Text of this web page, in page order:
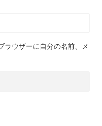
ラウザーに自分の名前、メ